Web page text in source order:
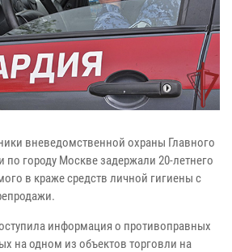
вневедомственной охраны Главного
по городу Москве задержали 20-летнего
в краже средств личной гигиены с
информация о противоправных
на одном из объектов торговли на